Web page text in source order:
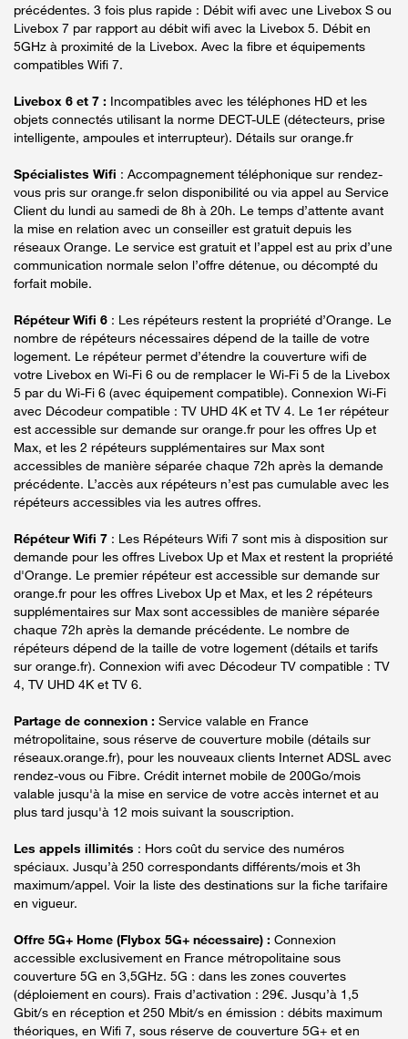
précédentes. 3 fois plus rapide : Débit wifi avec une Livebox S ou
Livebox 7 par rapport au débit wifi avec la Livebox 5. Débit en
5GHz à proximité de la Livebox. Avec la fibre et équipements
compatibles Wifi 7.
Livebox 6 et 7 : Incompatibles avec les téléphones HD et les
objets connectés utilisant la norme DECT-ULE (détecteurs, prise
intelligente, ampoules et interrupteur). Détails sur orange.fr
Spécialistes Wifi : Accompagnement téléphonique sur rendez-
vous pris sur orange.fr selon disponibilité ou via appel au Service
Client du lundi au samedi de 8h à 20h. Le temps d’attente avant
la mise en relation avec un conseiller est gratuit depuis les
réseaux Orange. Le service est gratuit et l’appel est au prix d’une
communication normale selon l’offre détenue, ou décompté du
forfait mobile.
Répéteur Wifi 6 : Les répéteurs restent la propriété d’Orange. Le
nombre de répéteurs nécessaires dépend de la taille de votre
logement. Le répéteur permet d’étendre la couverture wifi de
votre Livebox en Wi-Fi 6 ou de remplacer le Wi-Fi 5 de la Livebox
5 par du Wi-Fi 6 (avec équipement compatible). Connexion Wi-Fi
avec Décodeur compatible : TV UHD 4K et TV 4. Le 1er répéteur
est accessible sur demande sur orange.fr pour les offres Up et
Max, et les 2 répéteurs supplémentaires sur Max sont
accessibles de manière séparée chaque 72h après la demande
précédente. L’accès aux répéteurs n’est pas cumulable avec les
répéteurs accessibles via les autres offres.
Répéteur Wifi 7 : Les Répéteurs Wifi 7 sont mis à disposition sur
demande pour les offres Livebox Up et Max et restent la propriété
d'Orange. Le premier répéteur est accessible sur demande sur
orange.fr pour les offres Livebox Up et Max, et les 2 répéteurs
supplémentaires sur Max sont accessibles de manière séparée
chaque 72h après la demande précédente. Le nombre de
répéteurs dépend de la taille de votre logement (détails et tarifs
sur orange.fr). Connexion wifi avec Décodeur TV compatible : TV
4, TV UHD 4K et TV 6.
Partage de connexion : Service valable en France
métropolitaine, sous réserve de couverture mobile (détails sur
réseaux.orange.fr), pour les nouveaux clients Internet ADSL avec
rendez-vous ou Fibre. Crédit internet mobile de 200Go/mois
valable jusqu'à la mise en service de votre accès internet et au
plus tard jusqu'à 12 mois suivant la souscription.
Les appels illimités : Hors coût du service des numéros
spéciaux. Jusqu’à 250 correspondants différents/mois et 3h
maximum/appel. Voir la liste des destinations sur la fiche tarifaire
en vigueur.
Offre 5G+ Home (Flybox 5G+ nécessaire) : Connexion
accessible exclusivement en France métropolitaine sous
couverture 5G en 3,5GHz. 5G : dans les zones couvertes
(déploiement en cours). Frais d’activation : 29€. Jusqu’à 1,5
Gbit/s en réception et 250 Mbit/s en émission : débits maximum
théoriques, en Wifi 7, sous réserve de couverture 5G+ et en